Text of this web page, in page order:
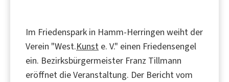
Im Friedenspark in Hamm-Herringen weiht der
Verein "West.Kunst e. V." einen Friedensengel
ein. Bezirksbürgermeister Franz Tillmann
eröffnet die Veranstaltung. Der Bericht vom